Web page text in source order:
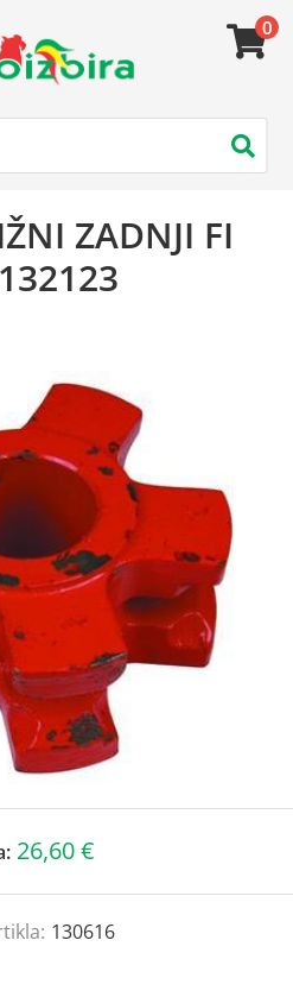
0
ZADNJI FI
26,60 €
130616